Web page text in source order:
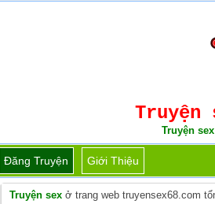
Truyện
Truyện
Đăng Truyện Giới Thiệu
Truyện sexở trang web truyensex68.com